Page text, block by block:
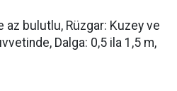
az bulutlu, Rüzgar: Kuzey ve
Dalga: 0,5 ila 1,5 m,